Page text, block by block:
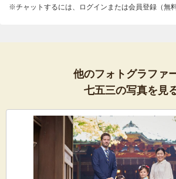
※チャットするには、ログインまたは会員登録（無
他のフォトグラファ
七五三の写真を見